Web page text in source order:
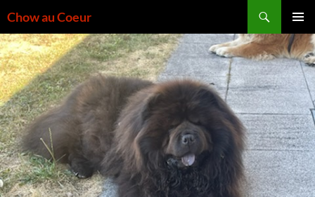
au
contenu
Chow au Coeur
MENU